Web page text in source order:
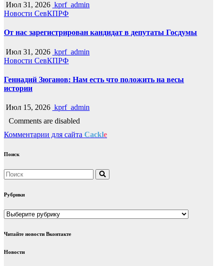
Июл 31, 2026 kprf_admin
Новости СевКПРФ
От нас зарегистрирован кандидат в депутаты Госдумы
Июл 31, 2026 kprf_admin
Новости СевКПРФ
Геннадий Зюганов: Нам есть что положить на весы
истории
Июл 15, 2026 kprf_admin
Comments are disabled
Комментарии для сайта Cackle
Поиск
Рубрики
Рубрики
Читайте новости Вконтакте
Новости